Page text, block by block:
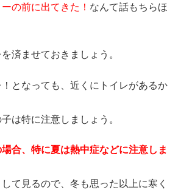
の前に出てきた！ なんて話もちらほ
済ませておきましょう。
となっても、近くにトイレがあるか
は特に注意しましょう。
合、特に夏は熱中症などに注意しま
て見るので、冬も思った以上に寒く